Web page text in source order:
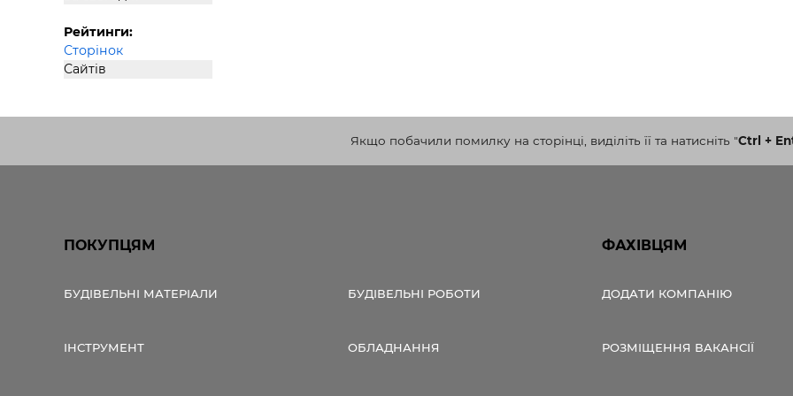
Рейтинги:
Сторінок
Сайтів
Якщо побачили помилку на сторінці, виділіть її та натисніть "Ctrl +
ПОКУПЦЯМ
БУДІВЕЛЬНІ МАТЕРІАЛИ БУДІВЕЛЬНІ РОБОТИ
ІНСТРУМЕНТ ОБЛАДНАННЯ
ФАХІВЦЯМ
ДОДАТИ КОМПАНІЮ
РОЗМІЩЕННЯ ВАКАНСІЇ